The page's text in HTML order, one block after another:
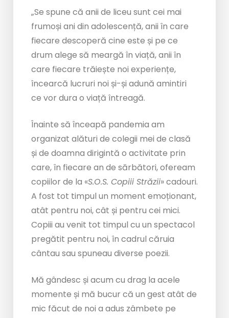
„Se spune că anii de liceu sunt cei mai
frumoși ani din adolescență, anii în care
fiecare descoperă cine este și pe ce
drum alege să meargă în viață, anii în
care fiecare trăiește noi experiențe,
încearcă lucruri noi și-și adună amintiri
ce vor dura o viață întreagă.
Înainte să înceapă pandemia am
organizat alături de colegii mei de clasă
și de doamna dirigintă o activitate prin
care, în fiecare an de sărbători, ofeream
copiilor de la «S.O.S. Copiii Străzii» cadouri.
A fost tot timpul un moment emoționant,
atât pentru noi, cât și pentru cei mici.
Copiii au venit tot timpul cu un spectacol
pregătit pentru noi, în cadrul căruia
cântau sau spuneau diverse poezii.
Mă gândesc și acum cu drag la acele
momente și mă bucur că un gest atât de
mic făcut de noi a adus zâmbete pe